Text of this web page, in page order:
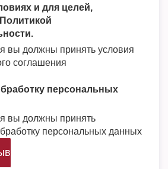
и для целей,
вы должны принять условия
соглашения
персональных
вы должны принять
персональных данных